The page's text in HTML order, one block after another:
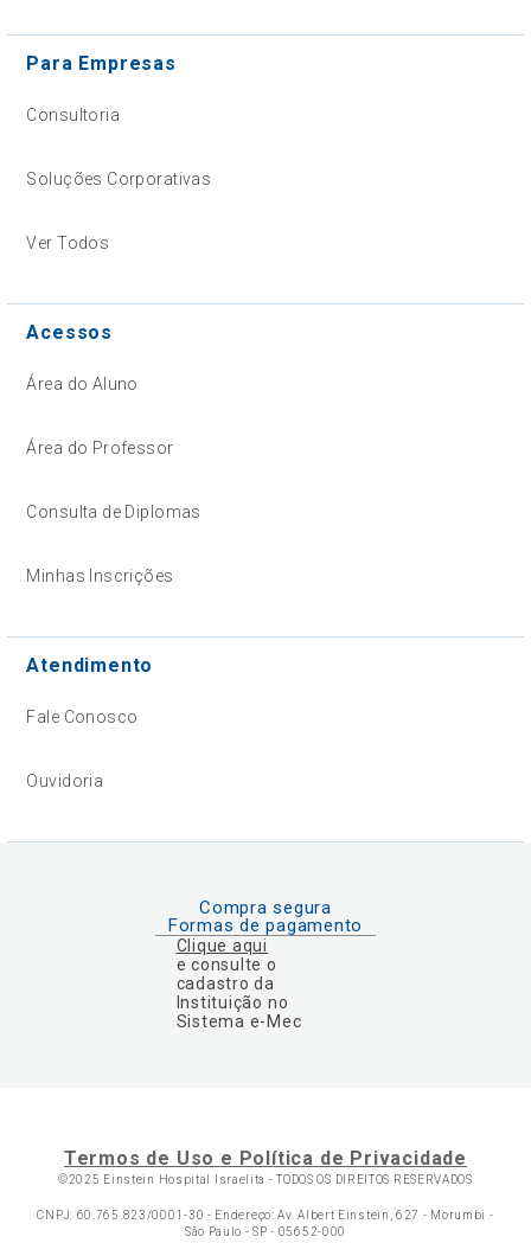
Para Empresas
Consultoria
Soluções Corporativas
Ver Todos
Acessos
Área do Aluno
Área do Professor
Consulta de Diplomas
Minhas Inscrições
Atendimento
Fale Conosco
Ouvidoria
Compra segura
Formas de pagamento
Clique aqui
e consulte o
cadastro da
Instituição no
Sistema e-Mec
Termos de Uso e Política de Privacidade
©2025 Einstein Hospital Israelita -TODOS OS DIREITOS RESERVADOS
CNPJ: 60.765.823/0001-30 - Endereço: Av. Albert Einstein, 627 - Morumbi -
São Paulo - SP - 05652-000